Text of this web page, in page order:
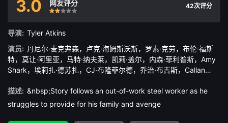
3.0
网友评分
很差较差还行
推荐
力荐
42次评分
导演: Tyler Atkins
演员: 丹尼尔·麦克弗森， 卢克·海姆斯沃斯， 罗素·克劳， 布伦·福斯
特， 莫让·阿里亚， 马特·纳夫莱， 凯莉·盖尔， 内森·菲利普斯， Amy
Shark， 埃莉扎·德苏扎， CJ·布隆菲尔德， 乔治·布吉斯， Callan
弗里杰里奥，Alex Ballesteros
描述: &nbsp;Story follows an out-of-work steel worker as he
struggles to provide for his family and avenge